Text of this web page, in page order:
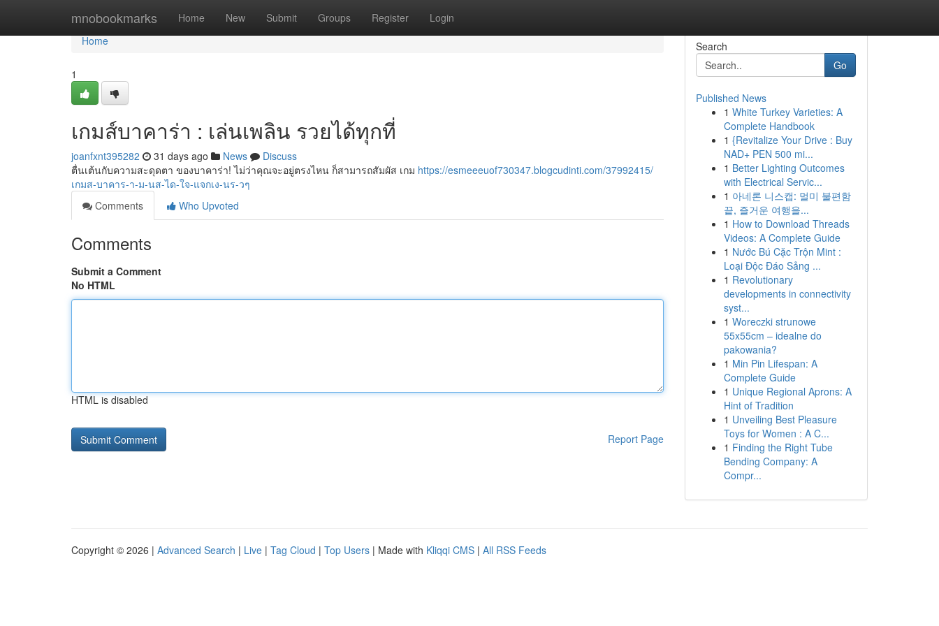
mnobookmarks Home New Submit Groups Register Login
Home
Home
1
เกมส์บาคาร่า : เล่นเพลิน รวยได้ทุกที่
joanfxnt395282 31 days ago News
Discuss
ตื่นเต้นกับความสะดุดตา ของบาคาร่า! ไม่ว่าคุณจะอยู่ตรงไหน ก็สามารถสัมผัส เกม https://esmeeeuof730347.blogcudinti.com/37992415/
เกมส-บาคาร-า-ม-นส-ได-ใจ-แจกเง-นร-วๆ
Comments
Who Upvoted
Comments
Submit a Comment
No HTML
HTML is disabled
Report Page
Search
Go
Published News
1 White Turkey Varieties: A
Complete Handbook
1 {Revitalize Your Drive : Buy
NAD+ PEN 500 mi...
1 Better Lighting Outcomes
with Electrical Servic...
1 아네론 니스캡: 멀미 불편함
끝, 즐거운 여행을...
1 How to Download Threads
Videos: A Complete Guide
1 Nước Bú Cặc Trộn Mint :
Loại Độc Đáo Sảng ...
1 Revolutionary
developments in connectivity
syst...
1 Woreczki strunowe
55x55cm – idealne do
pakowania?
1 Min Pin Lifespan: A
Complete Guide
1 Unique Regional Aprons: A
Hint of Tradition
1 Unveiling Best Pleasure
Toys for Women : A C...
1 Finding the Right Tube
Bending Company: A
Compr...
Copyright © 2026 | Advanced Search | Live | Tag Cloud | Top Users | Made with Kliqqi CMS | All RSS Feeds